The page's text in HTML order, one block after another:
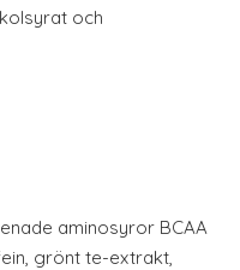
och
aminosyror BCAA
grönt te-extrakt,